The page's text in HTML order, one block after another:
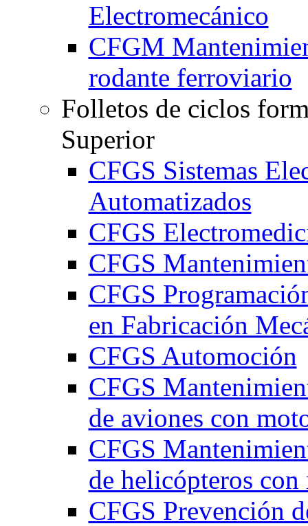
Electromecánico
CFGM
rodante ferroviario
Folletos de ciclos
Superior
CFGS Sistemas
Automatizados
CFGS
CFGS
CFGS
en Fabricación
CFGS Automoción
CFGS
de aviones con
CFGS
de helicópteros
CFGS Prevención